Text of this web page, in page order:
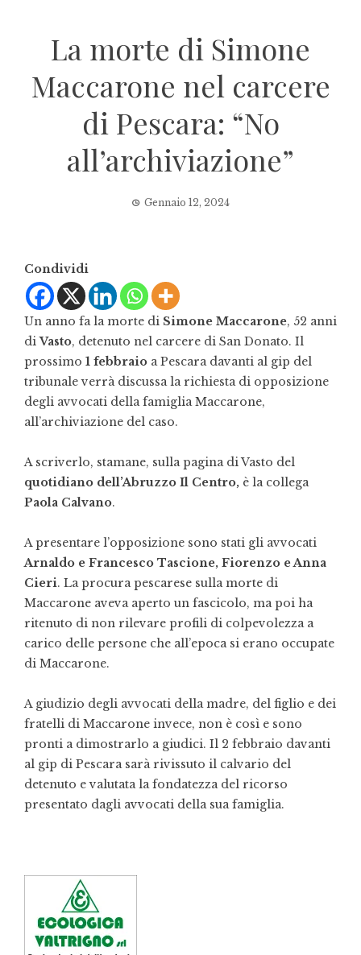
La morte di Simone
Maccarone nel carcere
di Pescara: “No
all’archiviazione”
Gennaio 12, 2024
Condividi
Un anno fa la morte di Simone Maccarone, 52 anni
diVasto, detenuto nel carcere di San Donato. Il
prossimo 1 febbraio a Pescara davanti al gip del
tribunale verrà discussa la richiesta di opposizione
degli avvocati della famiglia Maccarone,
all’archiviazione del caso.
A scriverlo, stamane, sulla pagina di Vasto del
quotidiano dell’Abruzzo Il Centro, è la collega
Paola Calvano.
A presentare l’opposizione sono stati gli avvocati
Arnaldo e Francesco Tascione, Fiorenzo e Anna
Cieri. La procura pescarese sulla morte di
Maccarone aveva aperto un fascicolo, ma poi ha
ritenuto di non rilevare profili di colpevolezza a
carico delle persone che all’epoca si erano occupate
di Maccarone.
A giudizio degli avvocati della madre, del figlio e dei
fratelli di Maccarone invece, non è così e sono
pronti a dimostrarlo a giudici. Il 2 febbraio davanti
al gip di Pescara sarà rivissuto il calvario del
detenuto e valutata la fondatezza del ricorso
presentato dagli avvocati della sua famiglia.